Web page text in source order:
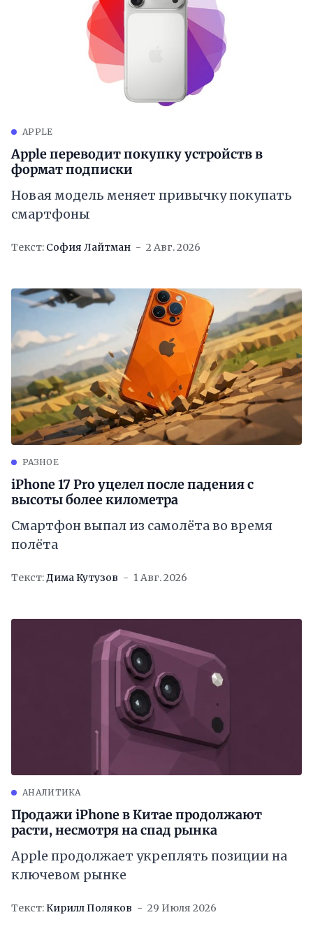
APPLE
Apple переводит покупку устройств в
формат подписки
Новая модель меняет привычку покупать
смартфоны
Текст: София Лайтман 2 Авг. 2026
РАЗНОЕ
iPhone 17 Pro уцелел после падения с
высоты более километра
Смартфон выпал из самолёта во время
полёта
Текст:Дима Кутузов 1 Авг. 2026
АНАЛИТИКА
Продажи iPhone в Китае продолжают
расти, несмотря на спад рынка
Apple продолжает укреплять позиции на
ключевом рынке
Текст: Кирилл Поляков 29 Июля 2026